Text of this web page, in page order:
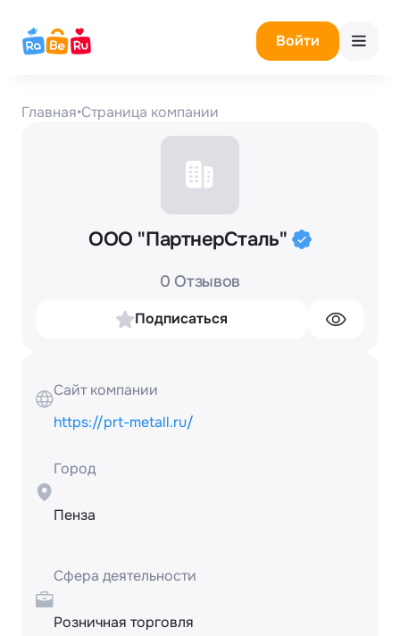
Войти
Главная•Страница компании
ООО "ПартнерСталь"
0 Отзывов
Подписаться
Сайт компании
https://prt-metall.ru/
Город
Пенза
Сфера деятельности
Розничная торговля